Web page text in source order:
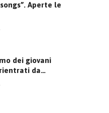
Aperte le
dei giovani
da…